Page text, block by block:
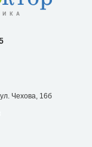
Чехова, 16б